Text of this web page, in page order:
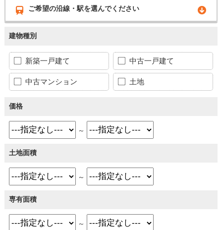
ご希望の沿線・駅を選んでください
建物種別
新築一戸建て 中古一戸建て
中古マンション 土地
価格
～
土地面積
～
専有面積
～